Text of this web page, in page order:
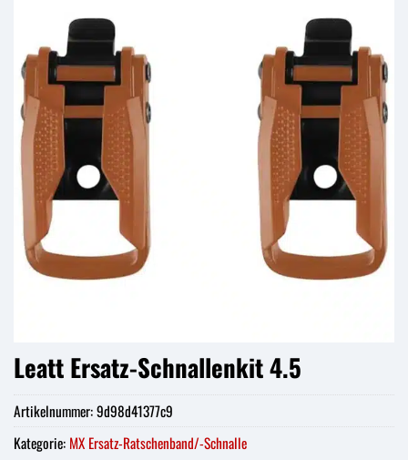
Leatt Ersatz-Schnallenkit 4.5
Artikelnummer:9d98d41377c9
Kategorie: MX Ersatz-Ratschenband/-Schnalle